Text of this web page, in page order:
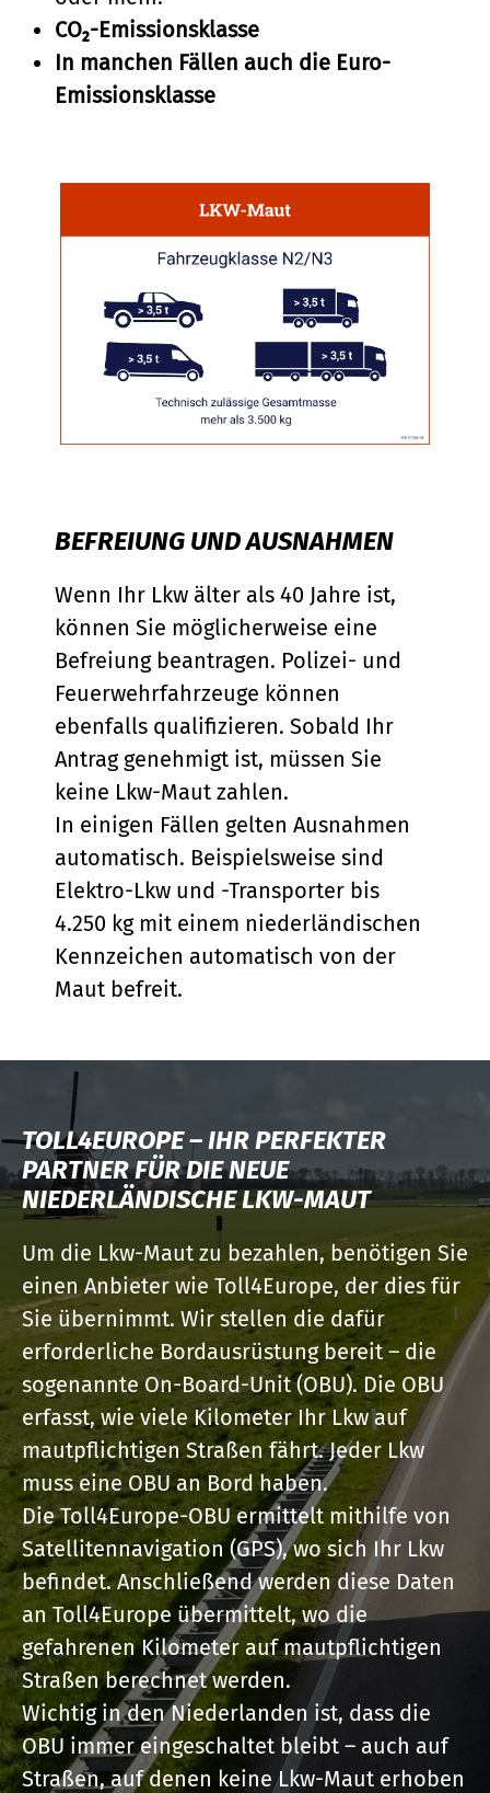
CO₂-Emissionsklasse
In manchen Fällen auch die Euro-
Emissionsklasse
BEFREIUNG UND AUSNAHMEN
Wenn Ihr Lkw älter als 40 Jahre ist,
können Sie möglicherweise eine
Befreiung beantragen. Polizei- und
Feuerwehrfahrzeuge können
ebenfalls qualifizieren. Sobald Ihr
Antrag genehmigt ist, müssen Sie
keine Lkw-Maut zahlen.
In einigen Fällen gelten Ausnahmen
automatisch. Beispielsweise sind
Elektro-Lkw und -Transporter bis
4.250 kg mit einem niederländischen
Kennzeichen automatisch von der
Maut befreit.
TOLL4EUROPE – IHR PERFEKTER
PARTNER FÜR DIE NEUE
NIEDERLÄNDISCHE LKW-MAUT
Um die Lkw-Maut zu bezahlen, benötigen Sie
einen Anbieter wie Toll4Europe, der dies für
Sie übernimmt. Wir stellen die dafür
erforderliche Bordausrüstung bereit – die
sogenannte On-Board-Unit (OBU). Die OBU
erfasst, wie viele Kilometer Ihr Lkw auf
mautpflichtigen Straßen fährt. Jeder Lkw
muss eine OBU an Bord haben.
Die Toll4Europe-OBU ermittelt mithilfe von
Satellitennavigation (GPS), wo sich Ihr Lkw
befindet. Anschließend werden diese Daten
an Toll4Europe übermittelt, wo die
gefahrenen Kilometer auf mautpflichtigen
Straßen berechnet werden.
Wichtig in den Niederlanden ist, dass die
OBU immer eingeschaltet bleibt – auch auf
Straßen, auf denen keine Lkw-Maut erhoben